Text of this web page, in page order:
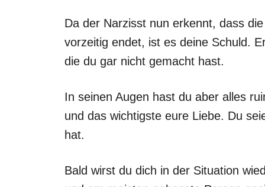
Da der Narzisst nun erkennt, dass
vorzeitig endet, ist es deine Schuld.
die du gar nicht gemacht hast.
In seinen Augen hast du aber alles
und das wichtigste eure Liebe. Du
hat.
Bald wirst du dich in der Situation